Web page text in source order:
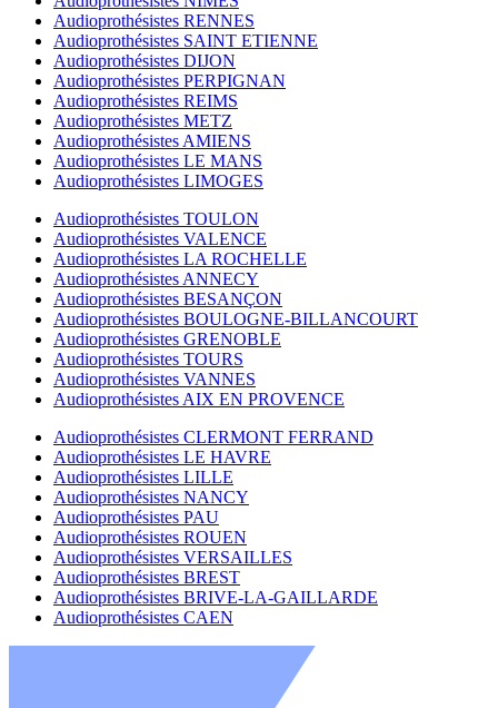
Audioprothésistes RENNES
Audioprothésistes SAINT ETIENNE
Audioprothésistes DIJON
Audioprothésistes PERPIGNAN
Audioprothésistes REIMS
Audioprothésistes METZ
Audioprothésistes AMIENS
Audioprothésistes LE MANS
Audioprothésistes LIMOGES
Audioprothésistes TOULON
Audioprothésistes VALENCE
Audioprothésistes LA ROCHELLE
Audioprothésistes ANNECY
Audioprothésistes BESANÇON
Audioprothésistes BOULOGNE-BILLANCOURT
Audioprothésistes GRENOBLE
Audioprothésistes TOURS
Audioprothésistes VANNES
Audioprothésistes AIX EN PROVENCE
Audioprothésistes CLERMONT FERRAND
Audioprothésistes LE HAVRE
Audioprothésistes LILLE
Audioprothésistes NANCY
Audioprothésistes PAU
Audioprothésistes ROUEN
Audioprothésistes VERSAILLES
Audioprothésistes BREST
Audioprothésistes BRIVE-LA-GAILLARDE
Audioprothésistes CAEN